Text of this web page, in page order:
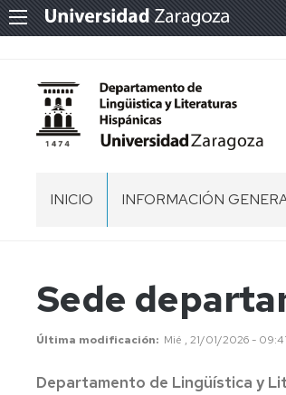
INICIO INFORMACIÓN
DEPARTAMENTAL
DE
Sede
Última modificación Mié , 21/01/2026 -
Departamento de Lingüística y